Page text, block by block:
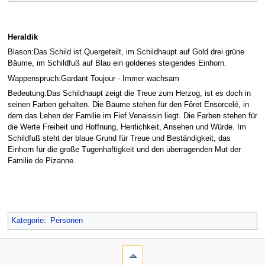
Heraldik
Blason:Das Schild ist Quergeteilt, im Schildhaupt auf Gold drei grüne
Bäume, im Schildfuß auf Blau ein goldenes steigendes Einhorn.
Wappenspruch:Gardant Toujour - Immer wachsam
Bedeutung:Das Schildhaupt zeigt die Treue zum Herzog, ist es doch in
seinen Farben gehalten. Die Bäume stehen für den Fôret Ensorcelé, in
dem das Lehen der Familie im Fief Venaissin liegt. Die Farben stehen für
die Werte Freiheit und Hoffnung, Herrlichkeit, Ansehen und Würde. Im
Schildfuß steht der blaue Grund für Treue und Beständigkeit, das
Einhorn für die große Tugenhaftigkeit und den überragenden Mut der
Familie de Pizanne.
Kategorie: Personen